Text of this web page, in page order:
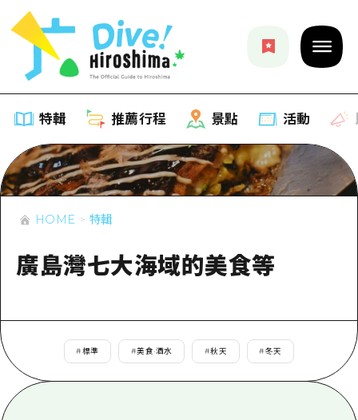
特輯 推薦行程 景點 活動
特輯
列表
推薦
活動·廟會
美食·酒水
騎自行車
推薦行程
列表
廣島市內
景點
廣島市內
安芸
活動
即時訊息
HOME 特輯
廣島灣七大海域的美食等
#標準 #美食·酒水 #秋天 #冬天